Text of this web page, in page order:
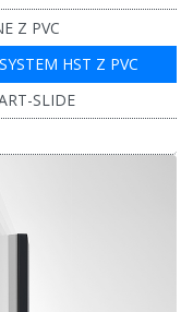
Z PVC
HST Z PVC
SLIDE